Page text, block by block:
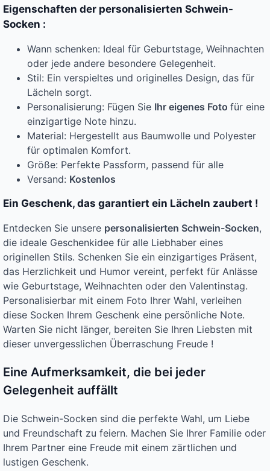
Eigenschaften der personalisierten Schwein-
Socken :
Wann schenken: Ideal für Geburtstage, Weihnachten
oder jede andere besondere Gelegenheit.
Stil: Ein verspieltes und originelles Design, das für
Lächeln sorgt.
Personalisierung: Fügen Sie Ihr eigenes Foto für eine
einzigartige Note hinzu.
Material: Hergestellt aus Baumwolle und Polyester
für optimalen Komfort.
Größe: Perfekte Passform, passend für alle
Versand: Kostenlos
Ein Geschenk, das garantiert ein Lächeln zaubert !
Entdecken Sie unsere personalisierten Schwein-Socken,
die ideale Geschenkidee für alle Liebhaber eines
originellen Stils. Schenken Sie ein einzigartiges Präsent,
das Herzlichkeit und Humor vereint, perfekt für Anlässe
wie Geburtstage, Weihnachten oder den Valentinstag.
Personalisierbar mit einem Foto Ihrer Wahl, verleihen
diese Socken Ihrem Geschenk eine persönliche Note.
Warten Sie nicht länger, bereiten Sie Ihren Liebsten mit
dieser unvergesslichen Überraschung Freude !
Eine Aufmerksamkeit, die bei jeder
Gelegenheit auffällt
Die Schwein-Socken sind die perfekte Wahl, um Liebe
und Freundschaft zu feiern. Machen Sie Ihrer Familie oder
Ihrem Partner eine Freude mit einem zärtlichen und
lustigen Geschenk.